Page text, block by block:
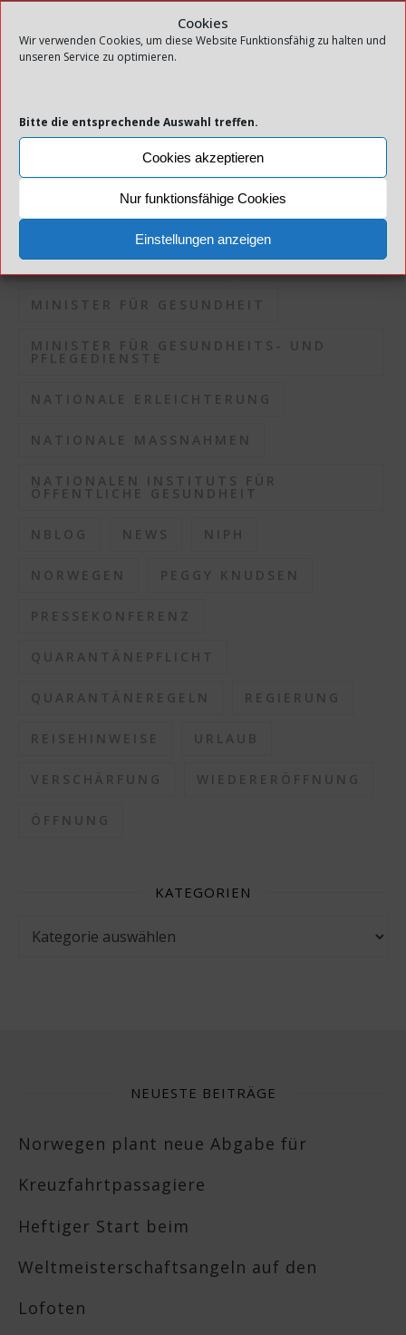
Cookies
Wir verwenden Cookies, um diese Website Funktionsfähig zu halten und
unseren Service zu optimieren.
Bitte die entsprechende Auswahl treffen.
Cookies akzeptieren
Nur funktionsfähige Cookies
Einstellungen anzeigen
INFEKTIONSDRUCK
INFEKTIONSKONTROLLE
INFEKTIONSSITUATION KOMMUNEN
KORONAPANDEMIE
KORONASITUATION
LOKALE MASSNAHMEN MASSNAHMEN
MINISTER FÜR GESUNDHEIT
MINISTER FÜR GESUNDHEITS- UND
PFLEGEDIENSTE
NATIONALE ERLEICHTERUNG
NATIONALE MASSNAHMEN
NATIONALEN INSTITUTS FÜR
ÖFFENTLICHE GESUNDHEIT
NBLOG NEWS NIPH
NORWEGEN PEGGY KNUDSEN
PRESSEKONFERENZ
QUARANTÄNEPFLICHT
QUARANTÄNEREGELN REGIERUNG
REISEHINWEISE URLAUB
VERSCHÄRFUNG WIEDERERÖFFNUNG
ÖFFNUNG
KATEGORIEN
NEUESTE BEITRÄGE
Norwegen plant neue Abgabe für
Kreuzfahrtpassagiere
Heftiger Start beim
Weltmeisterschaftsangeln auf den
Lofoten